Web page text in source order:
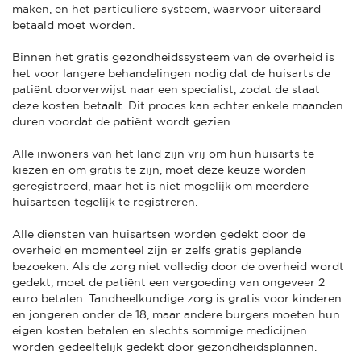
maken, en het particuliere systeem, waarvoor uiteraard
betaald moet worden.
Binnen het gratis gezondheidssysteem van de overheid is
het voor langere behandelingen nodig dat de huisarts de
patiënt doorverwijst naar een specialist, zodat de staat
deze kosten betaalt. Dit proces kan echter enkele maanden
duren voordat de patiënt wordt gezien.
Alle inwoners van het land zijn vrij om hun huisarts te
kiezen en om gratis te zijn, moet deze keuze worden
geregistreerd, maar het is niet mogelijk om meerdere
huisartsen tegelijk te registreren.
Alle diensten van huisartsen worden gedekt door de
overheid en momenteel zijn er zelfs gratis geplande
bezoeken. Als de zorg niet volledig door de overheid wordt
gedekt, moet de patiënt een vergoeding van ongeveer 2
euro betalen. Tandheelkundige zorg is gratis voor kinderen
en jongeren onder de 18, maar andere burgers moeten hun
eigen kosten betalen en slechts sommige medicijnen
worden gedeeltelijk gedekt door gezondheidsplannen.